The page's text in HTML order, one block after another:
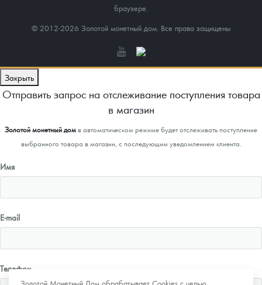
браузере.
© 2012-2026 Золотой монетный дом. Все права защищены
Золотой Монетный Дом обрабатывает Cookies с целью
Закрыть
Отправить запрос на отслеживание поступления товара
в магазин
Золотой монетный домв автоматическом режиме будет отслеживать поступление
выбранного товара в магазин, с последующим уведомлением клиента.
Имя
E-mail
Телефон